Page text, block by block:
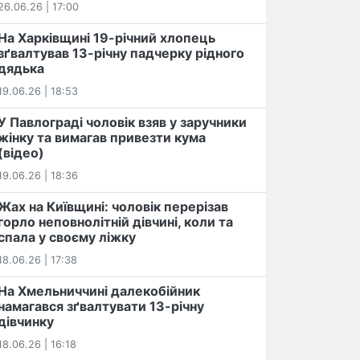
| 17:00
Харківщині 19-річний хлопець​
13-річну падчерку рідного
| 18:53
Павлограді чоловік взяв у заручники
та вимагав привезти кума
| 18:36
на Київщині: чоловік перерізав
неповнолітній дівчині, коли та
у своєму ліжку
| 17:38
Хмельниччині далекобійник
зґвалтувати 13-річну
| 16:18